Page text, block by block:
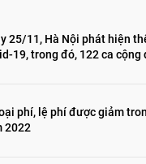
25/11, Hà Nội phát hiện
19, trong đó, 122 ca cộng
phí, lệ phí được giảm
2022